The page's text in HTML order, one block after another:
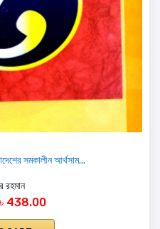
সমকালীন আর্থসাম...
৳ 438.00